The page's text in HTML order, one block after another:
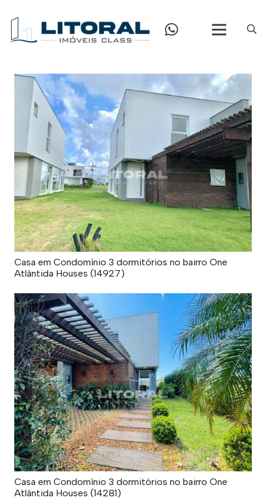
Casa em Condomínio 3 dormitórios no bairro One
Atlântida Houses (14927)
Casa em Condomínio 3 dormitórios no bairro One
Atlântida Houses (14281)